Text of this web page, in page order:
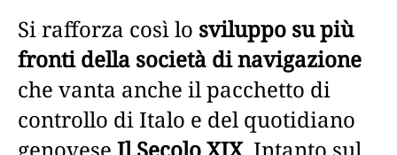
Si rafforza così lo sviluppo su più
fronti della società di navigazione
che vanta anche il pacchetto di
controllo di Italo e del quotidiano
genovese Il Secolo XIX. Intanto sul